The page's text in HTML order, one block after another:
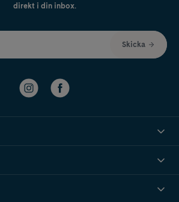
direkt i din inbox.
Skicka